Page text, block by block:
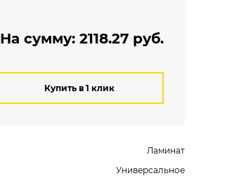
На сумму: 2118.27 руб.
Купить в 1 клик
Ламинат
Универсальное